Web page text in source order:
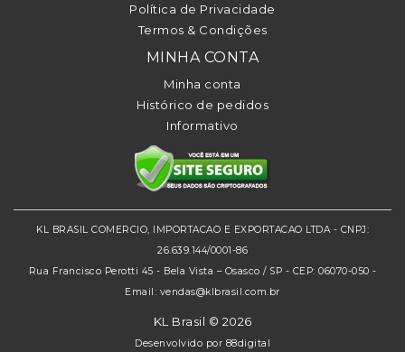
Política de Privacidade
Termos & Condições
MINHA CONTA
Minha conta
Histórico de pedidos
Informativo
KL BRASIL COMERCIO, IMPORTACAO E EXPORTACAO LTDA - CNPJ:
26.639.144/0001-86
Rua Francisco Perotti 45 - Bela Vista – Osasco / SP - CEP: 06070-050 -
Email: vendas@klbrasil.com.br
KL Brasil © 2026
Desenvolvido por 88digital